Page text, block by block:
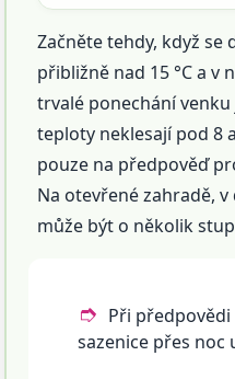
Začněte tehdy, když
přibližně nad 15 °C a v
trvalé ponechání
teploty neklesají pod 8
pouze na předpověď
Na otevřené zahradě,
může být o několik
Při předpovědi
sazenice přes noc